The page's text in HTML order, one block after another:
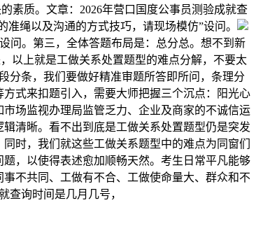
素质。文章：2026年营口国度公事员测验成就查
绳以及沟通的方式技巧，请现场模仿”设问。
问。第三，全体答题布局是：总分总。想不到新
以上就是工做关系处置题型的难点分解，不要太
分条，我们要做好精准审题所答即所问，条理分
式来扣题引入，需要大师把握三个沉点：阳光心
场监视办理局监管乏力、企业及商家的不诚信运
清晰。看不出到底是工做关系处置题型仍是突发
时，我们就这些工做关系题型中的难点为同窗们
，以使得表述愈加顺畅天然。考生日常平凡能够
不共同、工做有不合、工做使命量大、群众和不
查询时间是几月几号，